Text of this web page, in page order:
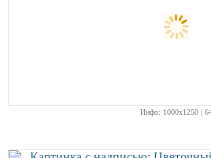
Инфо: 1000х1250 |